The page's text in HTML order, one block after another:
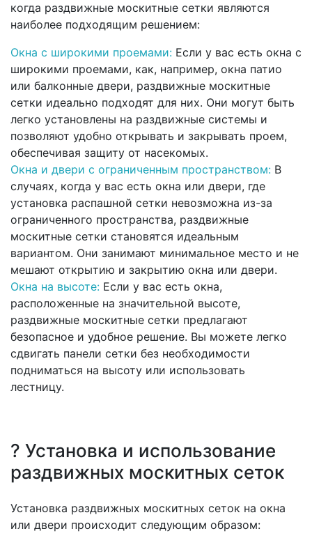
когда раздвижные москитные сетки являются
наиболее подходящим решением:
Окна с широкими проемами: Если у вас есть окна с
широкими проемами, как, например, окна патио
или балконные двери, раздвижные москитные
сетки идеально подходят для них. Они могут быть
легко установлены на раздвижные системы и
позволяют удобно открывать и закрывать проем,
обеспечивая защиту от насекомых.
Окна и двери с ограниченным пространством: В
случаях, когда у вас есть окна или двери, где
установка распашной сетки невозможна из-за
ограниченного пространства, раздвижные
москитные сетки становятся идеальным
вариантом. Они занимают минимальное место и не
мешают открытию и закрытию окна или двери.
Окна на высоте: Если у вас есть окна,
расположенные на значительной высоте,
раздвижные москитные сетки предлагают
безопасное и удобное решение. Вы можете легко
сдвигать панели сетки без необходимости
подниматься на высоту или использовать
лестницу.
? Установка и использование
раздвижных москитных сеток
Установка раздвижных москитных сеток на окна
или двери происходит следующим образом: